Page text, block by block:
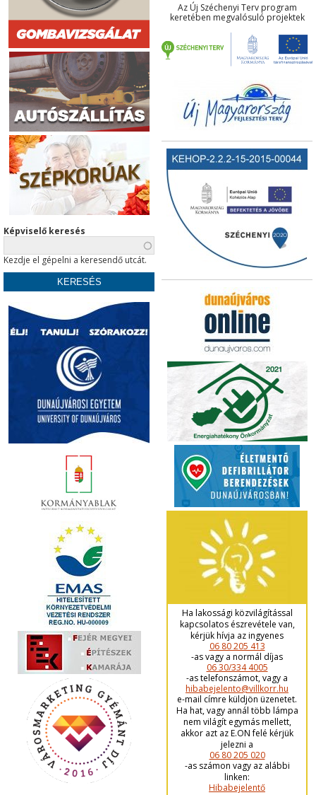
Képviselő keresés
Kezdje el gépelni a keresendő utcát.
Az Új Széchenyi Terv program
keretében megvalósuló projektek
Ha lakossági közvilágítással
kapcsolatos észrevétele van,
kérjük hívja az ingyenes
06 80 205 413
-as vagy a normál díjas
06 30/334 4005
-as telefonszámot, vagy a
hibabejelento@villkorr.hu
e-mail címre küldjön üzenetet.
Ha hat, vagy annál több lámpa
nem világít egymás mellett,
akkor azt az E.ON felé kérjük
jelezni a
06 80 205 020
-as számon vagy az alábbi
linken:
Hibabejelentő